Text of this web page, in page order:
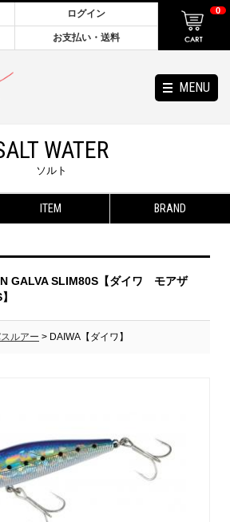
MENU
ログイン
お支払い・送料
0
WATER
ソルト
ITEM BRAND
GALVA SLIM80S【ダイワ モアザ
ルアー > DAIWA【ダイワ】